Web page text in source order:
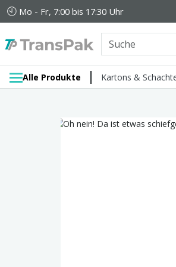
Mo - Fr, 7:00 bis 17:30 Uhr
Alle Produkte Kartons &